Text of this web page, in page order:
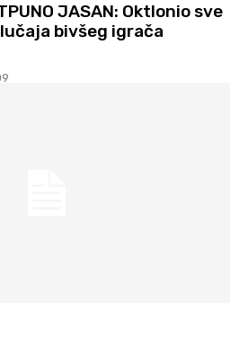
JASAN: Oktlonio sve
bivšeg igrača